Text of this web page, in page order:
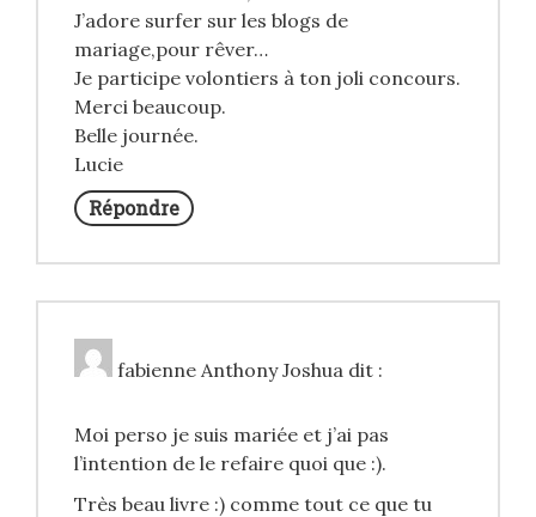
J’adore surfer sur les blogs de
mariage,pour rêver…
Je participe volontiers à ton joli concours.
Merci beaucoup.
Belle journée.
Lucie
Répondre
fabienne Anthony Joshua dit :
Moi perso je suis mariée et j’ai pas
l’intention de le refaire quoi que :).
Très beau livre :) comme tout ce que tu